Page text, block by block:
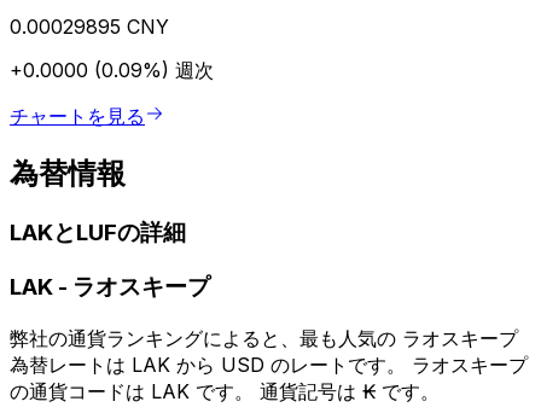
0.00029895 CNY
+0.0000 (0.09%) 週次
チャートを見る
為替情報
LAKとLUFの詳細
LAK - ラオスキープ
弊社の通貨ランキングによると、最も人気の ラオスキープ
為替レートは LAK から USD のレートです。 ラオスキープ
の通貨コードは LAK です。 通貨記号は ₭ です。